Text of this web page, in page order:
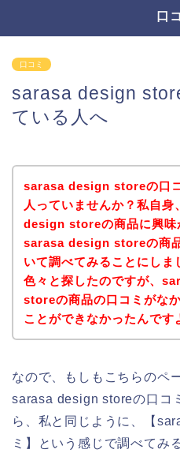
口
口コミ
sarasa design
ている人へ
sarasa design storeの口
人っていませんか？私自
design storeの商品に興味
sarasa design storeの商
いて調べてみることにしま
色々と探したのですが、
storeの商品の口コミがな
ことができなかったんです
なので、もしもこちらのペ
sarasa design storeの口コ
ら、私と同じように、【
ミ】という感じで調べてみ